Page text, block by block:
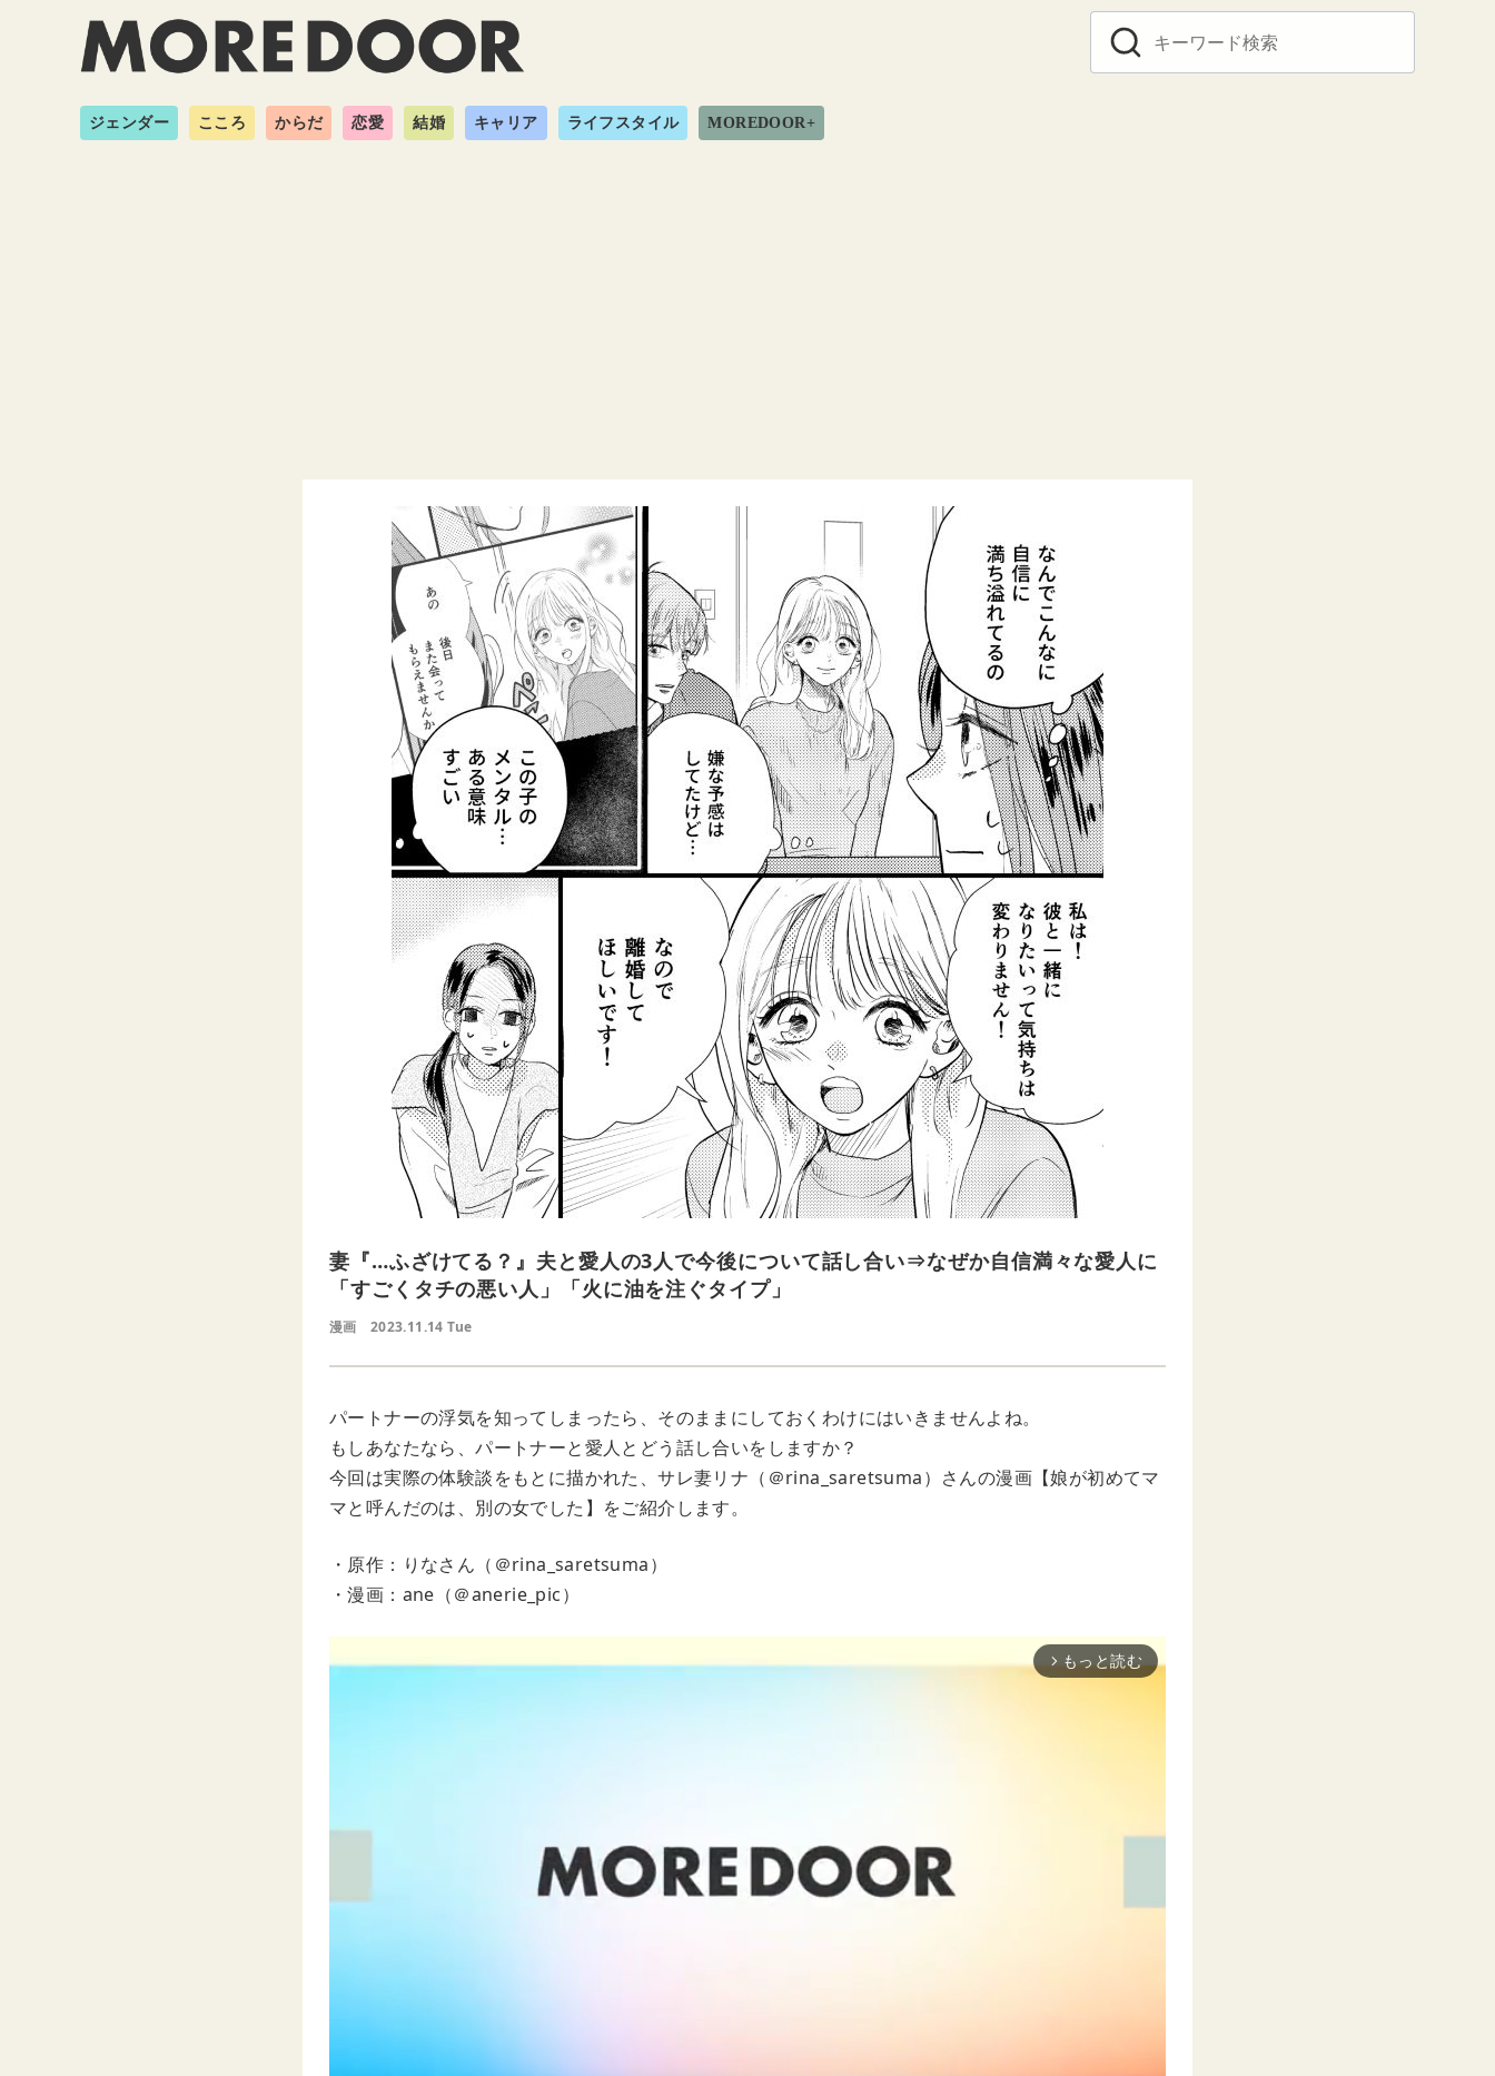
ジェンダー こころ からだ 恋愛 結婚 キャリア ライフスタイル MOREDOOR+
妻『…ふざけてる？』夫と愛人の3人で今後について話し合い⇒なぜか自信満々な愛人に
「すごくタチの悪い人」「火に油を注ぐタイプ」
漫画 2023.11.14 Tue
パートナーの浮気を知ってしまったら、そのままにしておくわけにはいきませんよね。
もしあなたなら、パートナーと愛人とどう話し合いをしますか？
今回は実際の体験談をもとに描かれた、サレ妻リナ（＠rina_saretsuma）さんの漫画【娘が初めてマ
マと呼んだのは、別の女でした】をご紹介します。
・原作：りなさん（＠rina_saretsuma）
・漫画：ane（＠anerie_pic）
arrow_forward_ios もっと読む